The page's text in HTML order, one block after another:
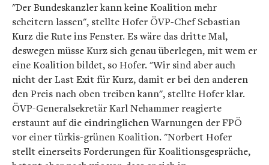
"Der Bundeskanzler kann keine Koalition mehr
scheitern lassen", stellte Hofer ÖVP-Chef Sebastian
Kurz die Rute ins Fenster. Es wäre das dritte Mal,
deswegen müsse Kurz sich genau überlegen, mit wem er
eine Koalition bildet, so Hofer. "Wir sind aber auch
nicht der Last Exit für Kurz, damit er bei den anderen
den Preis nach oben treiben kann", stellte Hofer klar.
ÖVP-Generalsekretär Karl Nehammer reagierte
erstaunt auf die eindringlichen Warnungen der FPÖ
vor einer türkis-grünen Koalition. "Norbert Hofer
stellt einerseits Forderungen für Koalitionsgespräche,